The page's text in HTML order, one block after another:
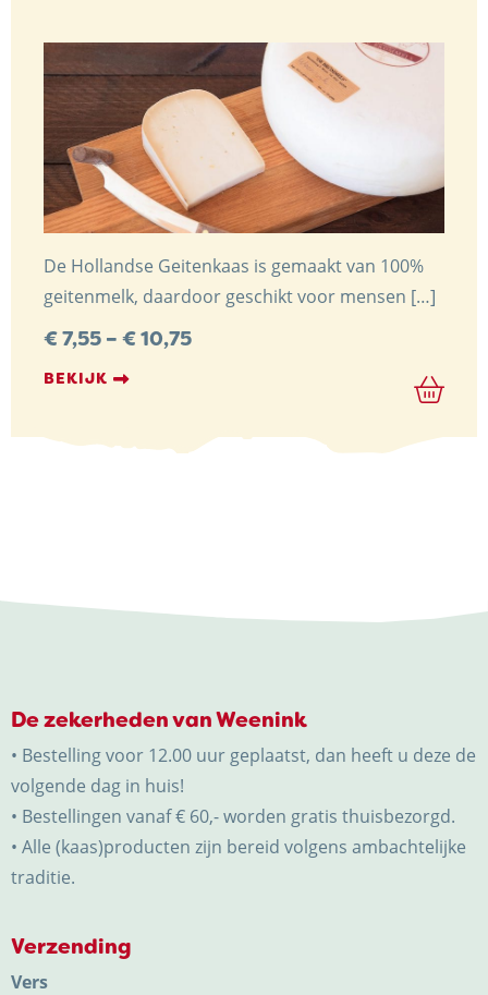
De Hollandse Geitenkaas is gemaakt van 100%
geitenmelk, daardoor geschikt voor mensen […]
€7,55 – €10,75Preisspanne:
BEKIJK
De zekerheden van Weenink
• Bestelling voor 12.00 uur geplaatst, dan heeft u deze de
volgende dag in huis!
• Bestellingen vanaf € 60,- worden gratis thuisbezorgd.
• Alle (kaas)producten zijn bereid volgens ambachtelijke
traditie.
Verzending
Vers